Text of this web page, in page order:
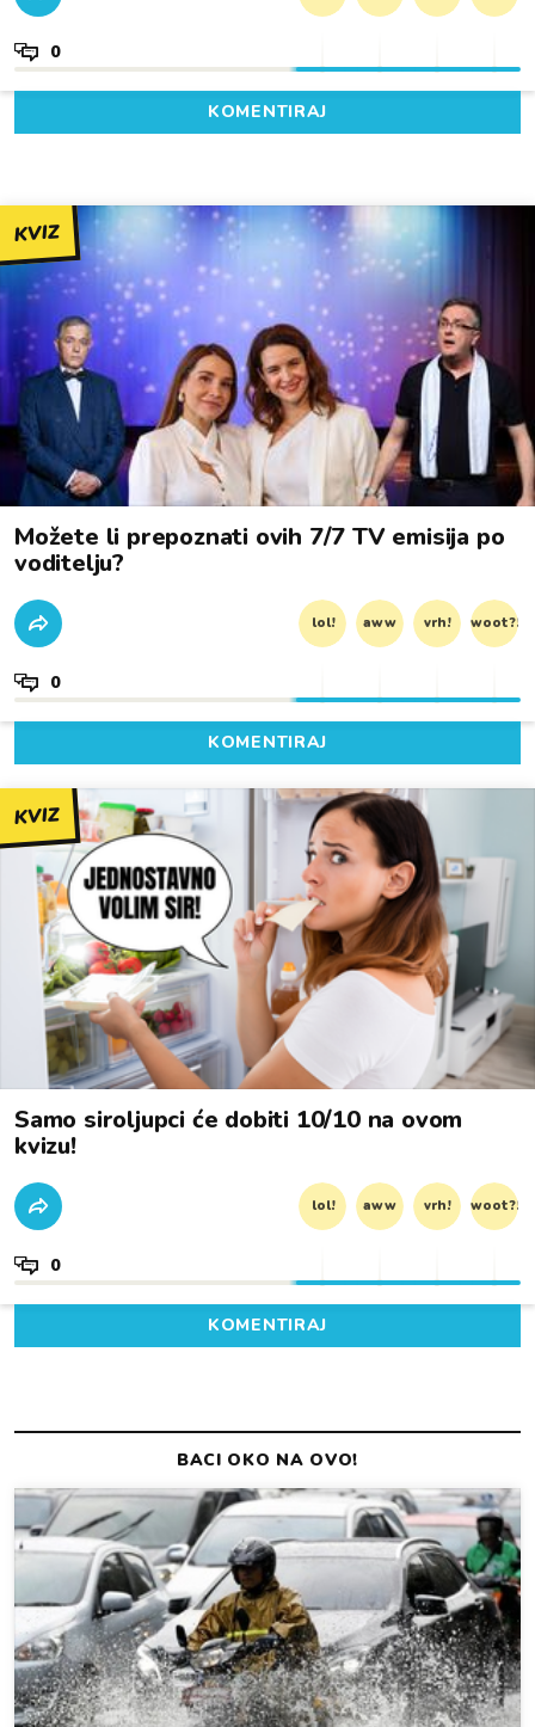
0
KOMENTIRAJ
KVIZ
Možete li prepoznati ovih 7/7 TV emisija po
voditelju?
lol! aww vrh! woot?!
0
KOMENTIRAJ
KVIZ
Samo siroljupci će dobiti 10/10 na ovom
kvizu!
lol! aww vrh! woot?!
0
KOMENTIRAJ